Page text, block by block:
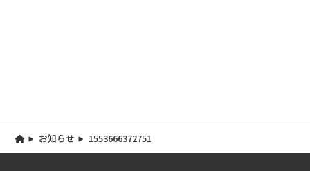
お知らせ 1553666372751